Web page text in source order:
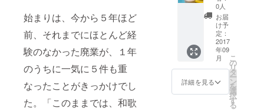
始まりは、今から５年ほど
前、それまでにほとんど経
験のなかった廃業が、１年
のうちに一気に５件も重
なったことがきっかけでし
た。「このままでは、和歌
ジュー
スで
す。み
かんの
大産地
だから
こそ作
ができ
る本物
気軽に
飲んで
もらい
たい、
という
思いか
ら生ま
れまし
た。ま
くださ
い。
カー、
お礼
メッ
セージ
をお届
け。 さ
らに、
和歌山
県紀の
川市に
ある株
0人
お届
け予
定：
2017
年09
月
詳細を見る
こ
の
リ
タ
ー
ン
を
選
択
す
る